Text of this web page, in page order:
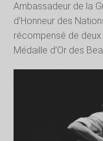
Ambassadeur de la
d’Honneur des
récompensé de
Médaille d’Or des